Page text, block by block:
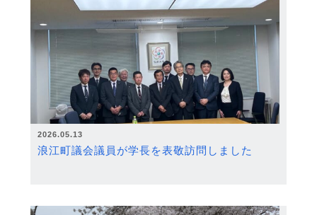
2026.05.13
浪江町議会議員が学長を表敬訪問しました